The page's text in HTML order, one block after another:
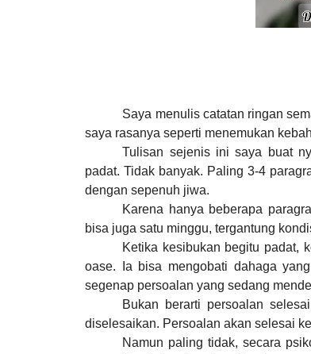
Saya menulis catatan ringan
saya rasanya seperti menemukan
Tulisan sejenis ini saya buat
padat. Tidak banyak. Paling 3-4
dengan sepenuh jiwa.
Karena hanya beberapa
bisa juga satu minggu, tergantung
Ketika kesibukan begitu padat,
oase. Ia bisa mengobati dahaga
segenap persoalan yang sedang
Bukan berarti persoalan
diselesaikan. Persoalan akan selesai
Namun paling tidak, secara